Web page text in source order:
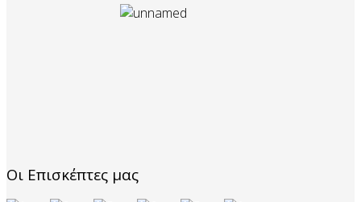
Οι Επισκέπτες μας